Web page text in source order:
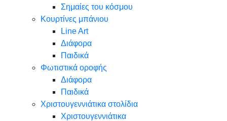
Σημαίες του κόσμου
Κουρτίνες μπάνιου
Line Art
Διάφορα
Παιδικά
Φωτιστικά οροφής
Διάφορα
Παιδικά
Χριστουγεννιάτικα στολίδια
Χριστουγεννιάτικα